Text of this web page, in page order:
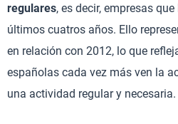
regulares, es decir, empresas
últimos cuatros años. Ello
en relación con 2012, lo que
españolas cada vez más ven la
una actividad regular y necesaria.